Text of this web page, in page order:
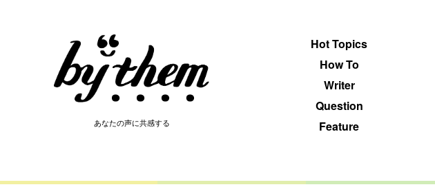
あなたの声に共感する
Hot Topics
How To
Writer
Question
Feature
あなたの声に共感する